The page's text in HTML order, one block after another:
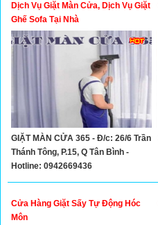
Ô Tô Xe Máy
Đồ Dùng Nội Ngoại Thất
Thời Trang
Việc Làm
Dịch Vụ
Xây Dựng
Dịch Vụ Giặt Màn Cửa, Dịch Vụ Giặt
Ghế Sofa Tại Nhà
GIẶT MÀN CỬA 365 - Đ/c: 26/6 Trần
Thánh Tông, P.15, Q Tân Bình -
Hotline: 0942669436
Cửa Hàng Giặt Sấy Tự Động Hóc
Môn